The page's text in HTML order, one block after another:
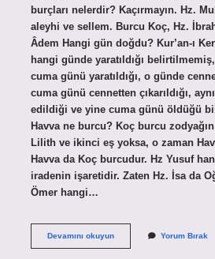
burçları nelerdir? Kaçırmayın. Hz.
aleyhi ve sellem. Burcu Koç, Hz.
Âdem Hangi gün doğdu? Kur’an-ı
hangi günde yaratıldığı
cuma günü yaratıldığı, o günde
cuma günü cennetten çıkarıldığı,
edildiği ve yine cuma günü öldüğü
Havva ne burcu? Koç burcu
Lilith ve ikinci eş yoksa, o zaman
Havva da Koç burcudur. Hz Yusuf
iradenin işaretidir. Zaten Hz. İsa da
Ömer hangi…
Devamını okuyunHz
Yorum Bırak